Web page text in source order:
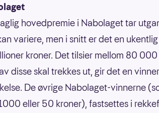
hovedpremie i Nabolaget tar
variere, men i snitt er det en
kroner. Det tilsier mellom 80
disse skal trekkes ut, gir det en
De øvrige Nabolaget-vinnerne
eller 50 kroner), fastsettes i